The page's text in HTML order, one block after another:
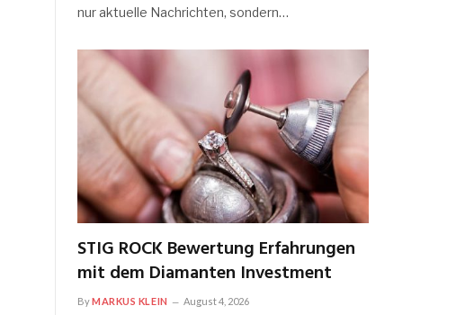
nur aktuelle Nachrichten, sondern…
STIG ROCK Bewertung Erfahrungen
mit dem Diamanten Investment
ByMARKUS KLEIN August 4, 2026